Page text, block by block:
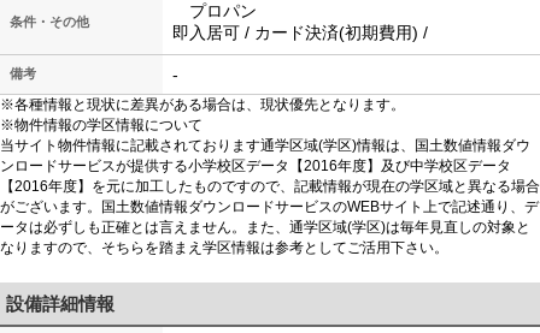
条件・その他
プロパン
即入居可 / カード決済(初期費用) /
備考 -
※各種情報と現状に差異がある場合は、現状優先となります。
※物件情報の学区情報について
当サイト物件情報に記載されております通学区域(学区)情報は、国土数値情報ダウ
ンロードサービスが提供する小学校区データ【2016年度】及び中学校区データ
【2016年度】を元に加工したものですので、記載情報が現在の学区域と異なる場合
がございます。国土数値情報ダウンロードサービスのWEBサイト上で記述通り、デ
ータは必ずしも正確とは言えません。また、通学区域(学区)は毎年見直しの対象と
なりますので、そちらを踏まえ学区情報は参考としてご活用下さい。
設備詳細情報